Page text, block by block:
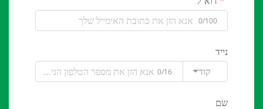
0/100
נייד
קוד
0/16
שם